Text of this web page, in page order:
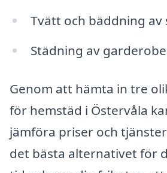
Tvätt och bäddning av
Städning av
Genom att hämta in tre
för hemstäd i Östervåla
jämföra priser och
det bästa alternativet för